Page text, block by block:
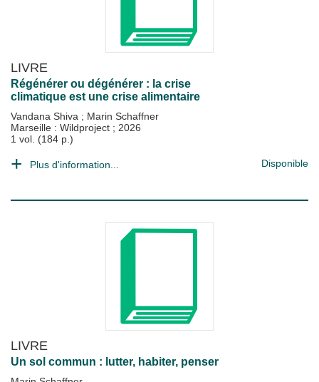
LIVRE
Régénérer ou dégénérer : la crise
climatique est une crise alimentaire
Vandana Shiva ; Marin Schaffner
Marseille : Wildproject ; 2026
1 vol. (184 p.)
Plus d'information... Disponible
LIVRE
Un sol commun : lutter, habiter, penser